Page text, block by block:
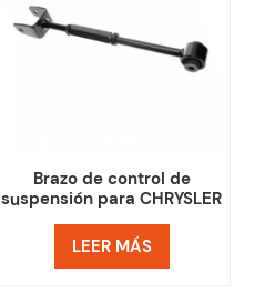
Brazo de control de
suspensión para CHRYSLER
LEER MÁS